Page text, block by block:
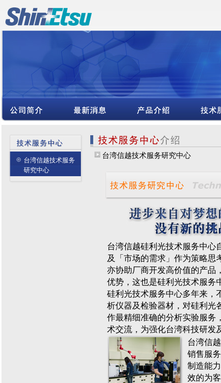
台湾信越技术服务
研究中心
台湾信越技术服务研究中心
台湾信越硅利光技术服务中心
及「市场的需求」作为策略思
亦协助厂商开发高价值的产品
优势，这也是硅利光技术服务
硅利光技术服务中心多年来，
析仪器及检验器材，对硅利光
作最精细准确的分析实验服务
术交流，为强化台湾科技研发
台湾信
销售服
制造能
效的为